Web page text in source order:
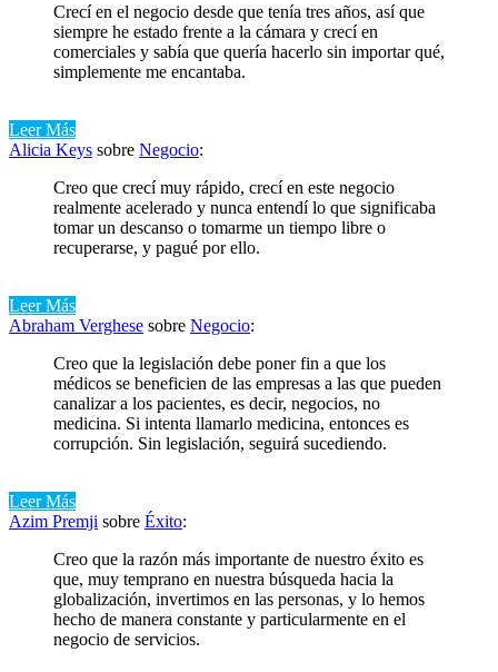
Crecí en el negocio desde que tenía tres años, así que
siempre he estado frente a la cámara y crecí en
comerciales y sabía que quería hacerlo sin importar qué,
simplemente me encantaba.
Leer Más
Alicia Keys sobre Negocio:
Creo que crecí muy rápido, crecí en este negocio
realmente acelerado y nunca entendí lo que significaba
tomar un descanso o tomarme un tiempo libre o
recuperarse, y pagué por ello.
Leer Más
Abraham Verghese sobre Negocio:
Creo que la legislación debe poner fin a que los
médicos se beneficien de las empresas a las que pueden
canalizar a los pacientes, es decir, negocios, no
medicina. Si intenta llamarlo medicina, entonces es
corrupción. Sin legislación, seguirá sucediendo.
Leer Más
Azim Premji sobre Éxito:
Creo que la razón más importante de nuestro éxito es
que, muy temprano en nuestra búsqueda hacia la
globalización, invertimos en las personas, y lo hemos
hecho de manera constante y particularmente en el
negocio de servicios.